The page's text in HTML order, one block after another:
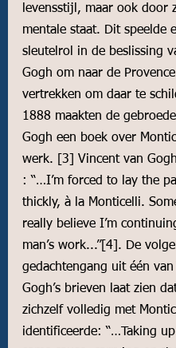
levensstijl, maar ook door
mentale staat. Dit speelde
sleutelrol in de beslissing
Gogh om naar de
vertrekken om daar te
1888 maakten de
Gogh een boek over
werk.
[3]
Vincent van
: “…I’m forced to lay the
thickly, à la Monticelli.
really believe I’m
man’s work...” [4] . De
gedachtengang uit één van
Gogh’s brieven laat zien
zichzelf volledig met
identificeerde: “…Taking